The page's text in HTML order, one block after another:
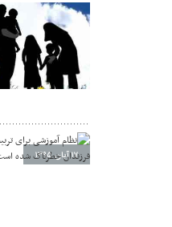
۰۲ آذر ۱۳۹۵
۱۷ آبان ۱۳۹۵